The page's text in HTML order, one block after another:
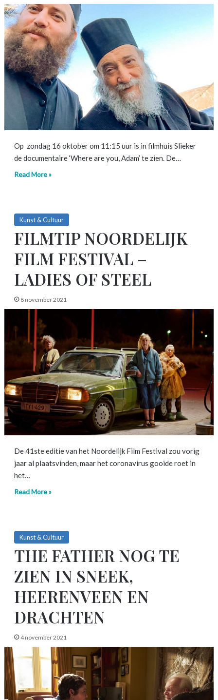
Op zondag 16 oktober om 11:15 uur is in filmhuis Slieker
de documentaire ‘Where are you, Adam’ te zien. De…
Read More »
Kunst & Cultuur
FILMTIP NOORDELIJK
FILM FESTIVAL –
LADIES OF STEEL
8 november 2021
De 41ste editie van het Noordelijk Film Festival zou vorig
jaar al plaatsvinden, maar het coronavirus gooide roet in
het…
Read More »
Kunst & Cultuur
THE FATHER NOG TE
ZIEN IN SNEEK,
HEERENVEEN EN
DRACHTEN
4 november 2021